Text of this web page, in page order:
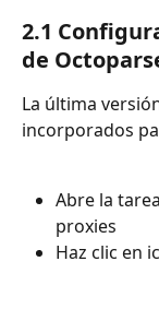
2.1
de
La última
incorporados
Abre la
proxies
Haz clic en